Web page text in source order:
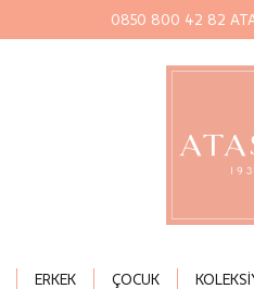
0850 800 42 82
ERKEK ÇOCUK